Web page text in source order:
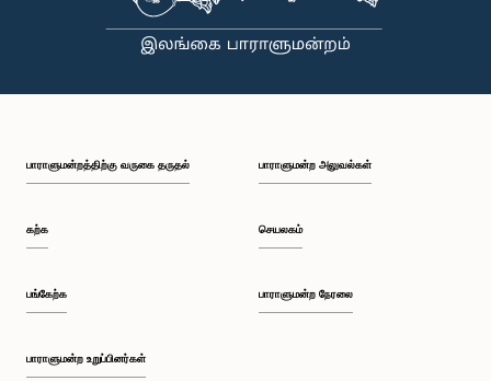
பாராளுமன்றத்திற்கு வருகை தருதல்
கற்க
பங்கேற்க
பாராளுமன்ற உறுப்பினர்கள்
பாராளுமன்ற அலுவல்கள்
செயலகம்
பாராளுமன்ற நேரலை